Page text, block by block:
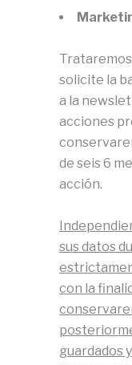
solicite la
a la
acciones
de seis 6
acción.
sus datos
con la
guardados